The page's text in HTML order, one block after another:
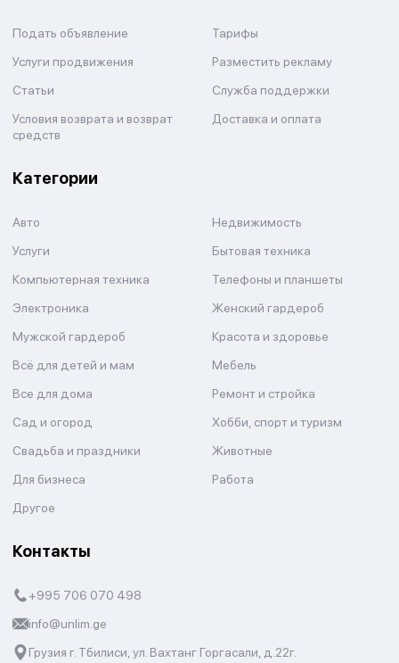
Подать объявление
Тарифы
Услуги продвижения
Разместить рекламу
Статьи
Служба поддержки
Условия возврата и возврат
средств
Доставка и оплата
Категории
Авто
Недвижимость
Услуги
Бытовая техника
Компьютерная техника
Телефоны и планшеты
Электроника
Женский гардероб
Мужской гардероб
Красота и здоровье
Всё для детей и мам
Мебель
Все для дома
Ремонт и стройка
Сад и огород
Хобби, спорт и туризм
Свадьба и праздники
Животные
Для бизнеса
Работа
Другое
Контакты
+995 706 070 498
info@unlim.ge
Грузия г. Тбилиси, ул. Вахтанг Горгасали, д.22г.